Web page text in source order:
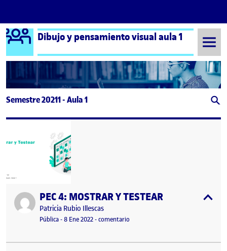
Saltar al contenido
Logo Ágora
Dibujo y pensamiento visual aula 1
Semestre 20211 - Aula 1
Publicado porPEC 4: MOSTRAR Y TESTEAR
Publicado por
Patricia Rubio Illescas
Visibilidad:
Pública-Fecha de publicación
8 Ene 202211 agosto, 2022 7:36 am
-comentario